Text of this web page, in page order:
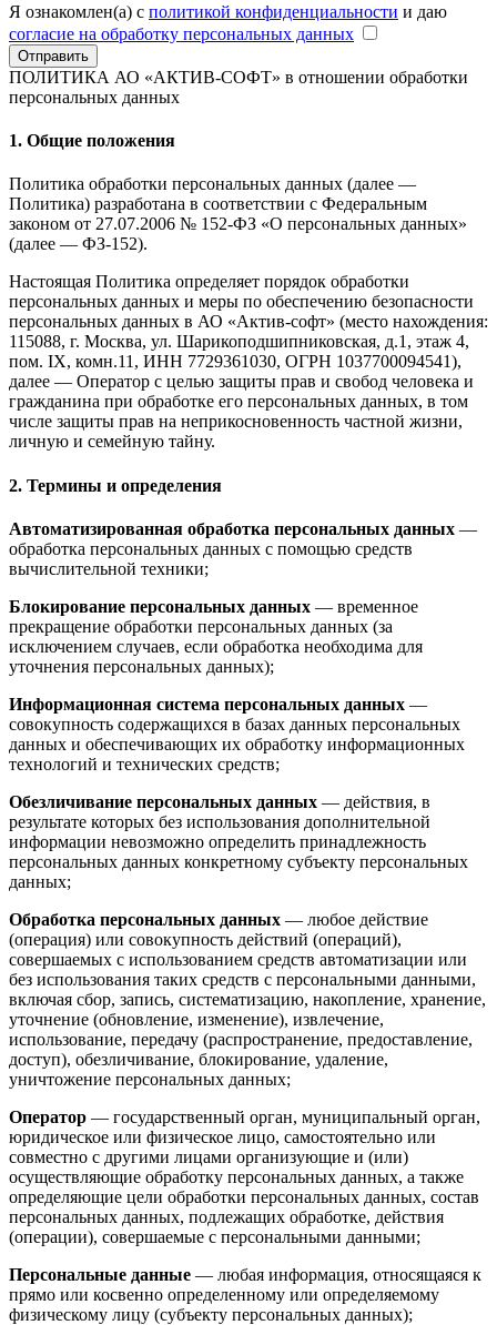
Я ознакомлен(а) с политикой конфиденциальности и даю
согласие на обработку персональных данных
Отправить
ПОЛИТИКА АО «АКТИВ-СОФТ» в отношении обработки
персональных данных
1. Общие положения
Политика обработки персональных данных (далее —
Политика) разработана в соответствии с Федеральным
законом от 27.07.2006 № 152-ФЗ «О персональных данных»
(далее — ФЗ-152).
Настоящая Политика определяет порядок обработки
персональных данных и меры по обеспечению безопасности
персональных данных в АО «Актив-софт» (место нахождения:
115088, г. Москва, ул. Шарикоподшипниковская, д.1, этаж 4,
пом. IX, комн.11, ИНН 7729361030, ОГРН 1037700094541),
далее — Оператор с целью защиты прав и свобод человека и
гражданина при обработке его персональных данных, в том
числе защиты прав на неприкосновенность частной жизни,
личную и семейную тайну.
2. Термины и определения
Автоматизированная обработка персональных данных —
обработка персональных данных с помощью средств
вычислительной техники;
Блокирование персональных данных — временное
прекращение обработки персональных данных (за
исключением случаев, если обработка необходима для
уточнения персональных данных);
Информационная система персональных данных —
совокупность содержащихся в базах данных персональных
данных и обеспечивающих их обработку информационных
технологий и технических средств;
Обезличивание персональных данных — действия, в
результате которых без использования дополнительной
информации невозможно определить принадлежность
персональных данных конкретному субъекту персональных
данных;
Обработка персональных данных — любое действие
(операция) или совокупность действий (операций),
совершаемых с использованием средств автоматизации или
без использования таких средств с персональными данными,
включая сбор, запись, систематизацию, накопление, хранение,
уточнение (обновление, изменение), извлечение,
использование, передачу (распространение, предоставление,
доступ), обезличивание, блокирование, удаление,
уничтожение персональных данных;
Оператор — государственный орган, муниципальный орган,
юридическое или физическое лицо, самостоятельно или
совместно с другими лицами организующие и (или)
осуществляющие обработку персональных данных, а также
определяющие цели обработки персональных данных, состав
персональных данных, подлежащих обработке, действия
(операции), совершаемые с персональными данными;
Персональные данные — любая информация, относящаяся к
прямо или косвенно определенному или определяемому
физическому лицу (субъекту персональных данных);